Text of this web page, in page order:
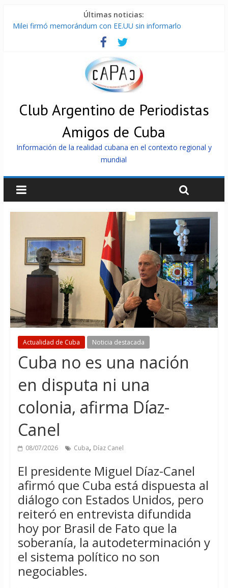
Últimas noticias:
Milei firmó memorándum con EE.UU sin informarlo
Cuba alerta sobre doctrina militar de dominación de EEUU
Nuevas sanciones de EEUU contra Cuba apuntan a la
cooperación militar con Rusia y China
Brutal represión contra los que marchan para que no se
Distribuyen en Cuba Equipos fotovoltaicos recibidos desde
Argentina
Club Argentino de Periodistas
Amigos de Cuba
Información de la realidad cubana en el contexto regional y
mundial
Actualidad de Cuba Noticia destacada
Cuba no es una nación
en disputa ni una
colonia, afirma Díaz-
Canel
08/07/2026 Cuba, Díaz Canel
El presidente Miguel Díaz-Canel
afirmó que Cuba está dispuesta al
diálogo con Estados Unidos, pero
reiteró en entrevista difundida
hoy por Brasil de Fato que la
soberanía, la autodeterminación y
el sistema político no son
negociables.